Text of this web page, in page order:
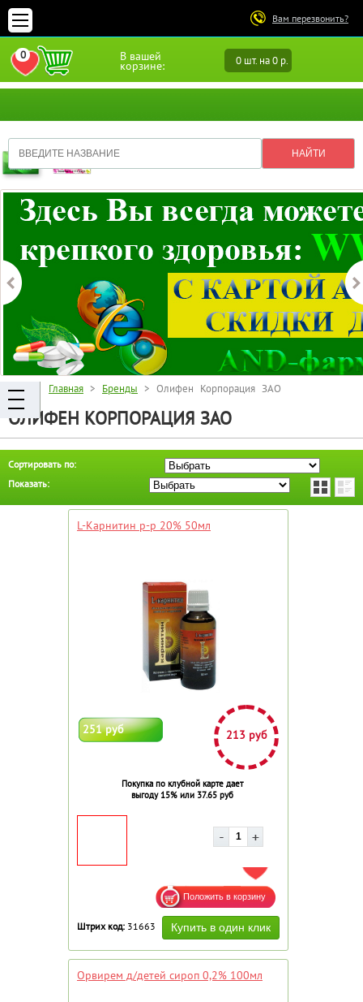
Вам перезвонить?
В вашей
корзине: 0 шт. на 0 р.
0
ПЕРЕЙТИ В ИЗБРАННОЕ
Главная > Бренды > Олифен Корпорация ЗАО
ОЛИФЕН КОРПОРАЦИЯ ЗАО
Сортировать по:
Показать:
L-Карнитин р-р 20% 50мл
251 руб 213 руб
Покупка по клубной карте дает
выгоду 15% или 37.65 руб
ДОБАВИТЬ В ИЗБРАННОЕ
Штрих код: 31663
Орвирем д/детей сироп 0,2% 100мл